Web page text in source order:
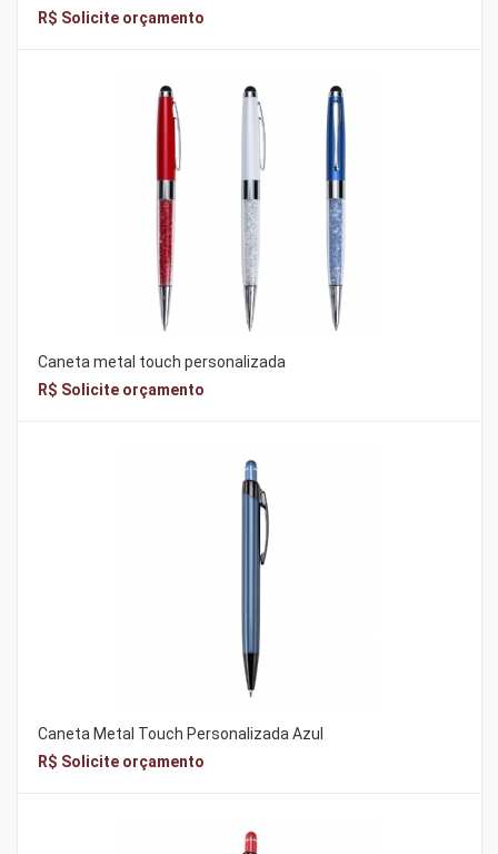
R$ Solicite orçamento
Caneta metal touch personalizada
R$ Solicite orçamento
Caneta Metal Touch Personalizada Azul
R$ Solicite orçamento